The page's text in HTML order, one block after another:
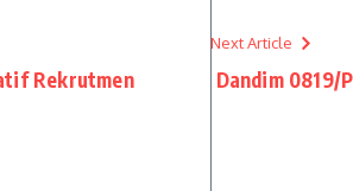
Rekrutmen
Next Article
Dandim 0819/